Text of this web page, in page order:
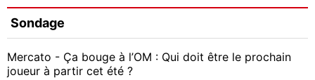
Sondage
Mercato - Ça bouge à l’OM : Qui doit être le prochain
joueur à partir cet été ?